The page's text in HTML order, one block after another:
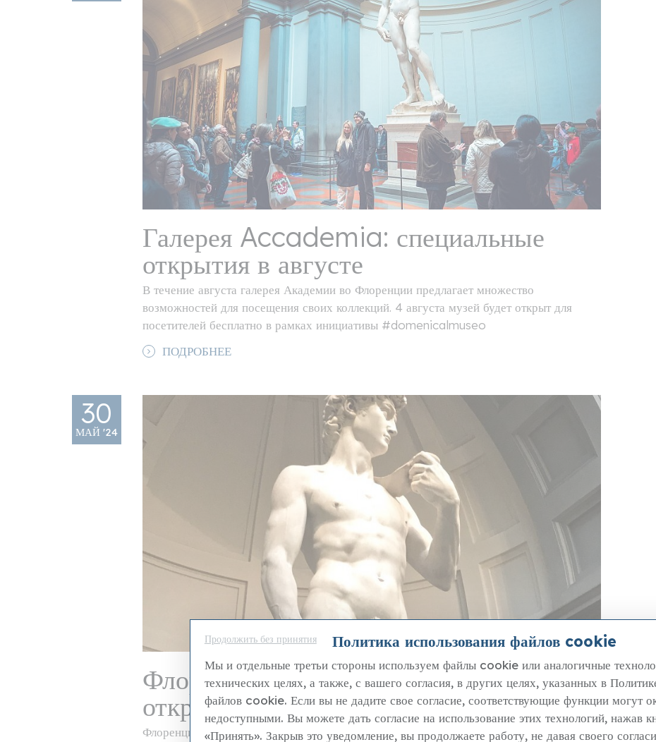
Галерея Accademia: специальные
открытия в августе
В течение августа галерея Академии во Флоренции предлагает множество
возможностей для посещения своих коллекций. 4 августа музей будет открыт для
посетителей бесплатно в рамках инициативы #domenicalmuseo
ПОДРОБНЕЕ
30
МАЙ '24
Флоренция, галерея "Академия",
открытие бесплатно 2 июня
Флоренция, 30 мая 2024 года - В воскресенье, 2 июня, галерея Академии во
Продолжить без принятия Политика использования файлов cookie
Мы и отдельные третьи стороны используем файлы cookie или аналогичные
технических целях, а также, с вашего согласия, в других целях, указанных в
файлов cookie. Если вы не дадите свое согласие, соответствующие функции могут
недоступными. Вы можете дать согласие на использование этих технологий, нажав
«Принять». Закрыв это уведомление, вы продолжаете работу, не давая своего